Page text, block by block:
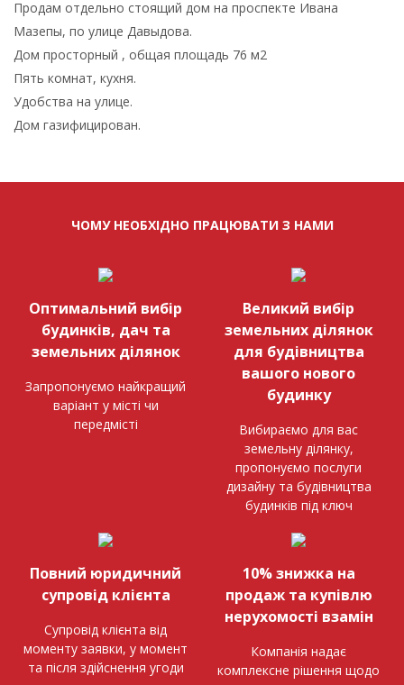
Продам отдельно стоящий дом на проспекте Ивана
Мазепы, по улице Давыдова.
Дом просторный , общая площадь 76 м2
Пять комнат, кухня.
Удобства на улице.
Дом газифицирован.
ЧОМУ НЕОБХІДНО ПРАЦЮВАТИ З НАМИ
Оптимальний вибір
будинків, дач та
земельних ділянок
Запропонуємо найкращий
варіант у місті чи
передмісті
Великий вибір
земельних ділянок
для будівництва
вашого нового
будинку
Вибираємо для вас
земельну ділянку,
пропонуємо послуги
дизайну та будівництва
будинків під ключ
Повний юридичний
супровід клієнта
Супровід клієнта від
моменту заявки, у момент
та після здійснення угоди
10% знижка на
продаж та купівлю
нерухомості взамін
Компанія надає
комплексне рішення щодо